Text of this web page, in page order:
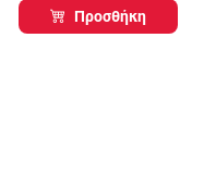
Προσθήκη